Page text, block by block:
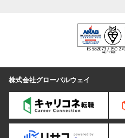
株式会社グローバルウェイ